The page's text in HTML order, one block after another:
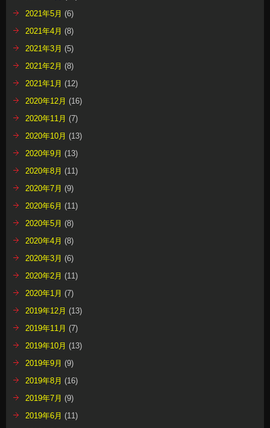
2021年5月 (6)
2021年4月 (8)
2021年3月 (5)
2021年2月 (8)
2021年1月 (12)
2020年12月 (16)
2020年11月 (7)
2020年10月 (13)
2020年9月 (13)
2020年8月 (11)
2020年7月 (9)
2020年6月 (11)
2020年5月 (8)
2020年4月 (8)
2020年3月 (6)
2020年2月 (11)
2020年1月 (7)
2019年12月 (13)
2019年11月 (7)
2019年10月 (13)
2019年9月 (9)
2019年8月 (16)
2019年7月 (9)
2019年6月 (11)